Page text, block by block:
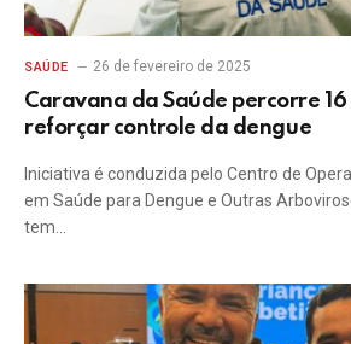
SAÚDE 26 de fevereiro de 2025
Caravana da Saúde percorre
reforçar controle da dengue
Iniciativa é conduzida pelo Centro de
em Saúde para Dengue e Outras
tem…